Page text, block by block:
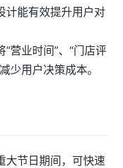
计能有效提升用户对
营业时间”、“门店评
少用户决策成本。
大节日期间，可快速